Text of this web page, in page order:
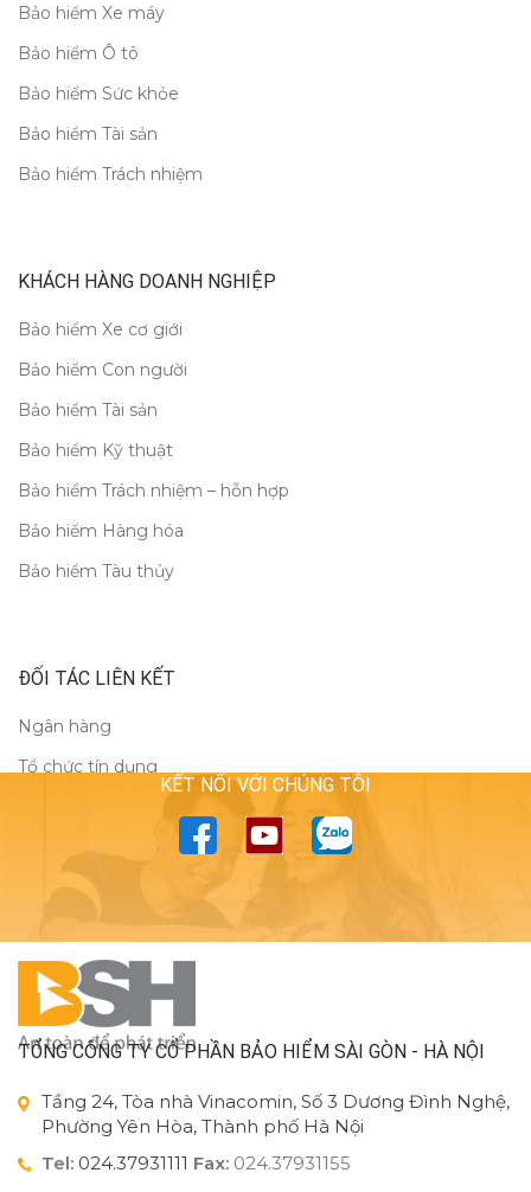
Bảo hiểm Xe máy
Bảo hiểm Ô tô
Bảo hiểm Sức khỏe
Bảo hiểm Tài sản
Bảo hiểm Trách nhiệm
KHÁCH HÀNG DOANH NGHIỆP
Bảo hiểm Xe cơ giới
Bảo hiểm Con người
Bảo hiểm Tài sản
Bảo hiểm Kỹ thuật
Bảo hiểm Trách nhiệm – hỗn hợp
Bảo hiểm Hàng hóa
Bảo hiểm Tàu thủy
ĐỐI TÁC LIÊN KẾT
Ngân hàng
Tổ chức tín dụng
TỔNG CÔNG TY CỔ PHẦN BẢO HIỂM SÀI GÒN - HÀ NỘI
Tầng 24, Tòa nhà Vinacomin, Số 3 Dương Đình Nghệ,
Phường Yên Hòa, Thành phố Hà Nội
Tel: 024.37931111 Fax: 024.37931155
KẾT NỐI VỚI CHÚNG TÔI